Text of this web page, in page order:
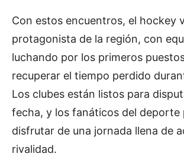
Con estos encuentros, el hockey
protagonista de la región, con
luchando por los primeros
recuperar el tiempo perdido
Los clubes están listos para
fecha, y los fanáticos del deporte
disfrutar de una jornada llena de
rivalidad.